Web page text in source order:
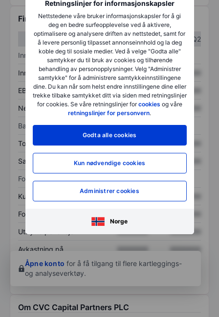
Retningslinjer for informasjonskapsler
Nettstedene våre bruker informasjonskapsler for å gi
deg en bedre surfeopplevelse ved å aktivere,
optimalisere og analysere driften av nettstedet, samt for
å levere personlig tilpasset annonseinnhold og la deg
koble deg til sosiale medier. Ved å velge "Godta alle"
samtykker du til bruk av cookies og tilhørende
behandling av personopplysninger. Velg "Administrer
samtykke" for å administrere samtykkeinnstillingene
dine. Du kan når som helst endre innstillingene dine eller
trekke tilbake samtykket ditt via siden med retningslinjer
for cookies. Se våre retningslinjer forcookies og våre
retningslinjer for personvern.
Godta alle cookies
Kun nødvendige cookies
Administrer cookies
Norge
Finansiell informasjon
Q1
Q2
Inntektsoversikt
Inntekter XXXXXXX XXXXXXX
EBITDA XXXXXXX XXXXXXX
Nettoinntekt XXXXXXX XXXXXXX
Balanse
Totale eiendeler XXXXXXX
Samlet gjeld XXXXXXX
Forholdstall
Kurs/salg XXXXXXX
Fortjeneste per aksje
Utbytte per aksje XXXXXXX
Avkastning på
egenkapital
XXXXXXX
XXXXXXX
Åpne konto for å få tilgang til flere kartleggings-
og analyseverktøy.
Om CVC Capital Partners PLC